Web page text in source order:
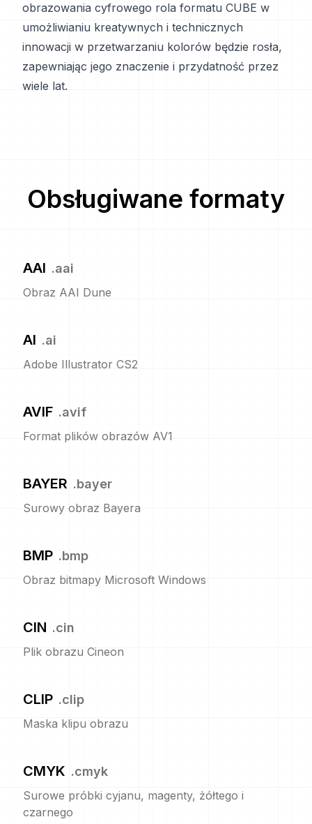
obrazowania cyfrowego rola formatu CUBE w
umożliwianiu kreatywnych i technicznych
innowacji w przetwarzaniu kolorów będzie rosła,
zapewniając jego znaczenie i przydatność przez
wiele lat.
Obsługiwane formaty
AAI .aai
Obraz AAI Dune
AI .ai
Adobe Illustrator CS2
AVIF .avif
Format plików obrazów AV1
BAYER .bayer
Surowy obraz Bayera
BMP .bmp
Obraz bitmapy Microsoft Windows
CIN .cin
Plik obrazu Cineon
CLIP .clip
Maska klipu obrazu
CMYK .cmyk
Surowe próbki cyjanu, magenty, żółtego i
czarnego